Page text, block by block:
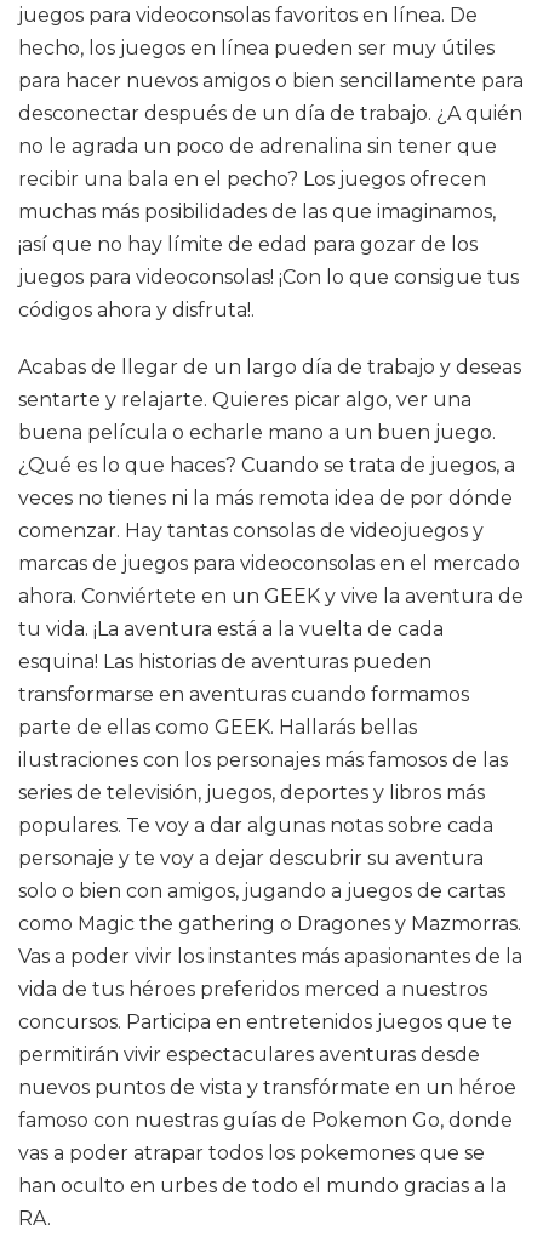
juegos para videoconsolas favoritos en línea. De
hecho, los juegos en línea pueden ser muy útiles
para hacer nuevos amigos o bien sencillamente para
desconectar después de un día de trabajo. ¿A quién
no le agrada un poco de adrenalina sin tener que
recibir una bala en el pecho? Los juegos ofrecen
muchas más posibilidades de las que imaginamos,
¡así que no hay límite de edad para gozar de los
juegos para videoconsolas! ¡Con lo que consigue tus
códigos ahora y disfruta!.
Acabas de llegar de un largo día de trabajo y deseas
sentarte y relajarte. Quieres picar algo, ver una
buena película o echarle mano a un buen juego.
¿Qué es lo que haces? Cuando se trata de juegos, a
veces no tienes ni la más remota idea de por dónde
comenzar. Hay tantas consolas de videojuegos y
marcas de juegos para videoconsolas en el mercado
ahora. Conviértete en un GEEK y vive la aventura de
tu vida. ¡La aventura está a la vuelta de cada
esquina! Las historias de aventuras pueden
transformarse en aventuras cuando formamos
parte de ellas como GEEK. Hallarás bellas
ilustraciones con los personajes más famosos de las
series de televisión, juegos, deportes y libros más
populares. Te voy a dar algunas notas sobre cada
personaje y te voy a dejar descubrir su aventura
solo o bien con amigos, jugando a juegos de cartas
como Magic the gathering o Dragones y Mazmorras.
Vas a poder vivir los instantes más apasionantes de la
vida de tus héroes preferidos merced a nuestros
concursos. Participa en entretenidos juegos que te
permitirán vivir espectaculares aventuras desde
nuevos puntos de vista y transfórmate en un héroe
famoso con nuestras guías de Pokemon Go, donde
vas a poder atrapar todos los pokemones que se
han oculto en urbes de todo el mundo gracias a la
RA.